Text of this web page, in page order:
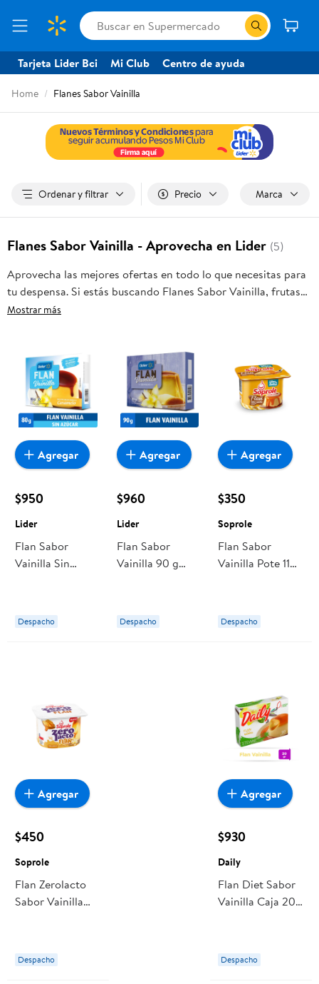
Tarjeta Lider Bci Mi Club Centro de ayuda
Home Flanes Sabor Vainilla
Ordenar y filtrar Precio Marca
Flanes Sabor Vainilla - Aprovecha en Lider (5)
Aprovecha las mejores ofertas en todo lo que necesitas para
tu despensa. Si estás buscando Flanes Sabor Vainilla, frutas
frescas, carnes, pan o productos para el hogar, aquí lo
oportunidad sea realmente conveniente para ti y tu familia.
Mostrar más
$950
Lider
Flan Sabor
Vainilla Sin
Despacho
Agregar
$960
Lider
Flan Sabor
Vainilla 90 g
Despacho
Agregar
$350
Soprole
Flan Sabor
Vainilla Pote 110
Despacho
Agregar
$450
Soprole
Flan Zerolacto
Sabor Vainilla
Despacho
Agregar
$930
Daily
Flan Diet Sabor
Vainilla Caja 20
Despacho
Agregar